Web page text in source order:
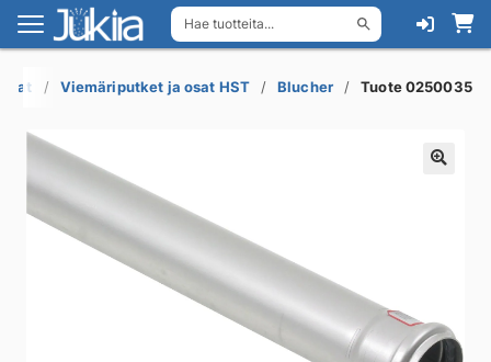
Hae tuotteita...
Siirry
navigointiin
Siirry
sisältöön
Viemäriputket ja osat HST Blucher Tuote 0250035